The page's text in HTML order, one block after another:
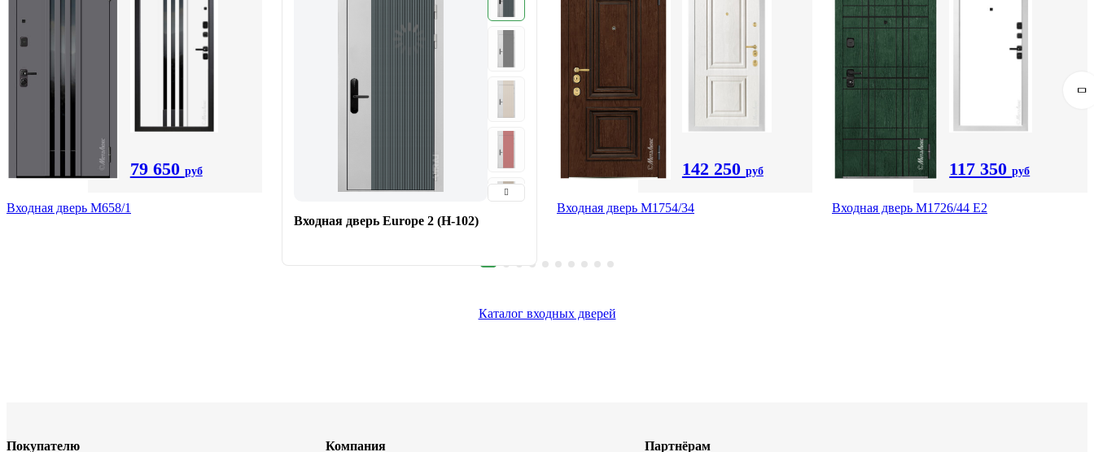
79 650 руб
Входная дверь М658/1
Входная дверь Europe 2 (Н-102)
142 250 руб
Входная дверь М1754/34
117 350руб
Входная дверь М1726/44 Е2
Каталог входных дверей
Покупателю Компания Партнёрам